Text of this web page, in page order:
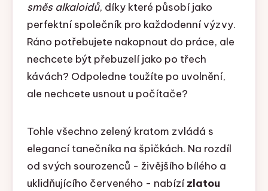
směs alkaloidů, díky které působí jako
perfektní společník pro každodenní výzvy.
Ráno potřebujete nakopnout do práce, ale
nechcete být přebuzelí jako po třech
kávách? Odpoledne toužíte po uvolnění,
ale nechcete usnout u počítače?
Tohle všechno zelený kratom zvládá s
elegancí tanečníka na špičkách. Na rozdíl
od svých sourozenců - živějšího bílého a
uklidňujícího červeného - nabízí zlatou